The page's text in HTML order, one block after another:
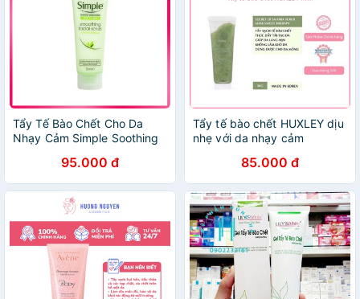
Tẩy Tế Bào Chết Cho Da
Nhạy Cảm Simple Soothing
95.000 đ
Tẩy tế bào chết HUXLEY dịu
nhẹ với da nhạy cảm
85.000 đ